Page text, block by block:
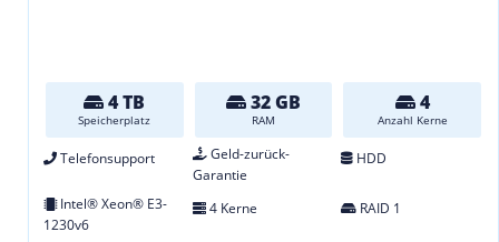
4 TB
Speicherplatz
32 GB
RAM
4
Anzahl Kerne
Telefonsupport
Geld-zurück-
Garantie
HDD
Intel® Xeon® E3-
1230v6
4 Kerne RAID 1